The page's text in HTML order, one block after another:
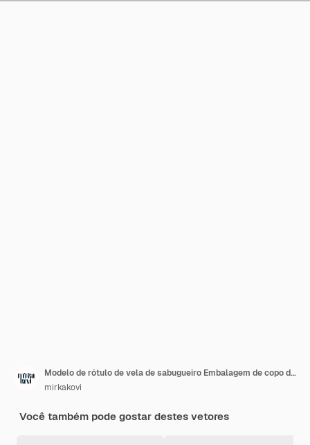
Modelo de rótulo de vela de sabugueiro Embalagem de copo de vidro isolada
mirkakovi
Você também pode gostar destes vetores